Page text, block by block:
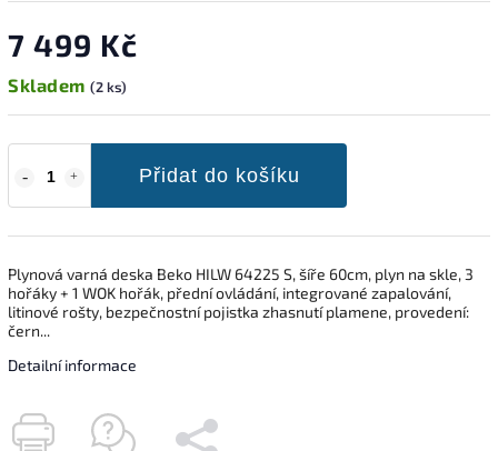
7 499 Kč
Skladem (2 ks)
Přidat do košíku
Plynová varná deska Beko HILW 64225 S, šíře 60cm, plyn na skle, 3
hořáky + 1 WOK hořák, přední ovládání, integrované zapalování,
litinové rošty, bezpečnostní pojistka zhasnutí plamene, provedení:
čern...
Detailní informace